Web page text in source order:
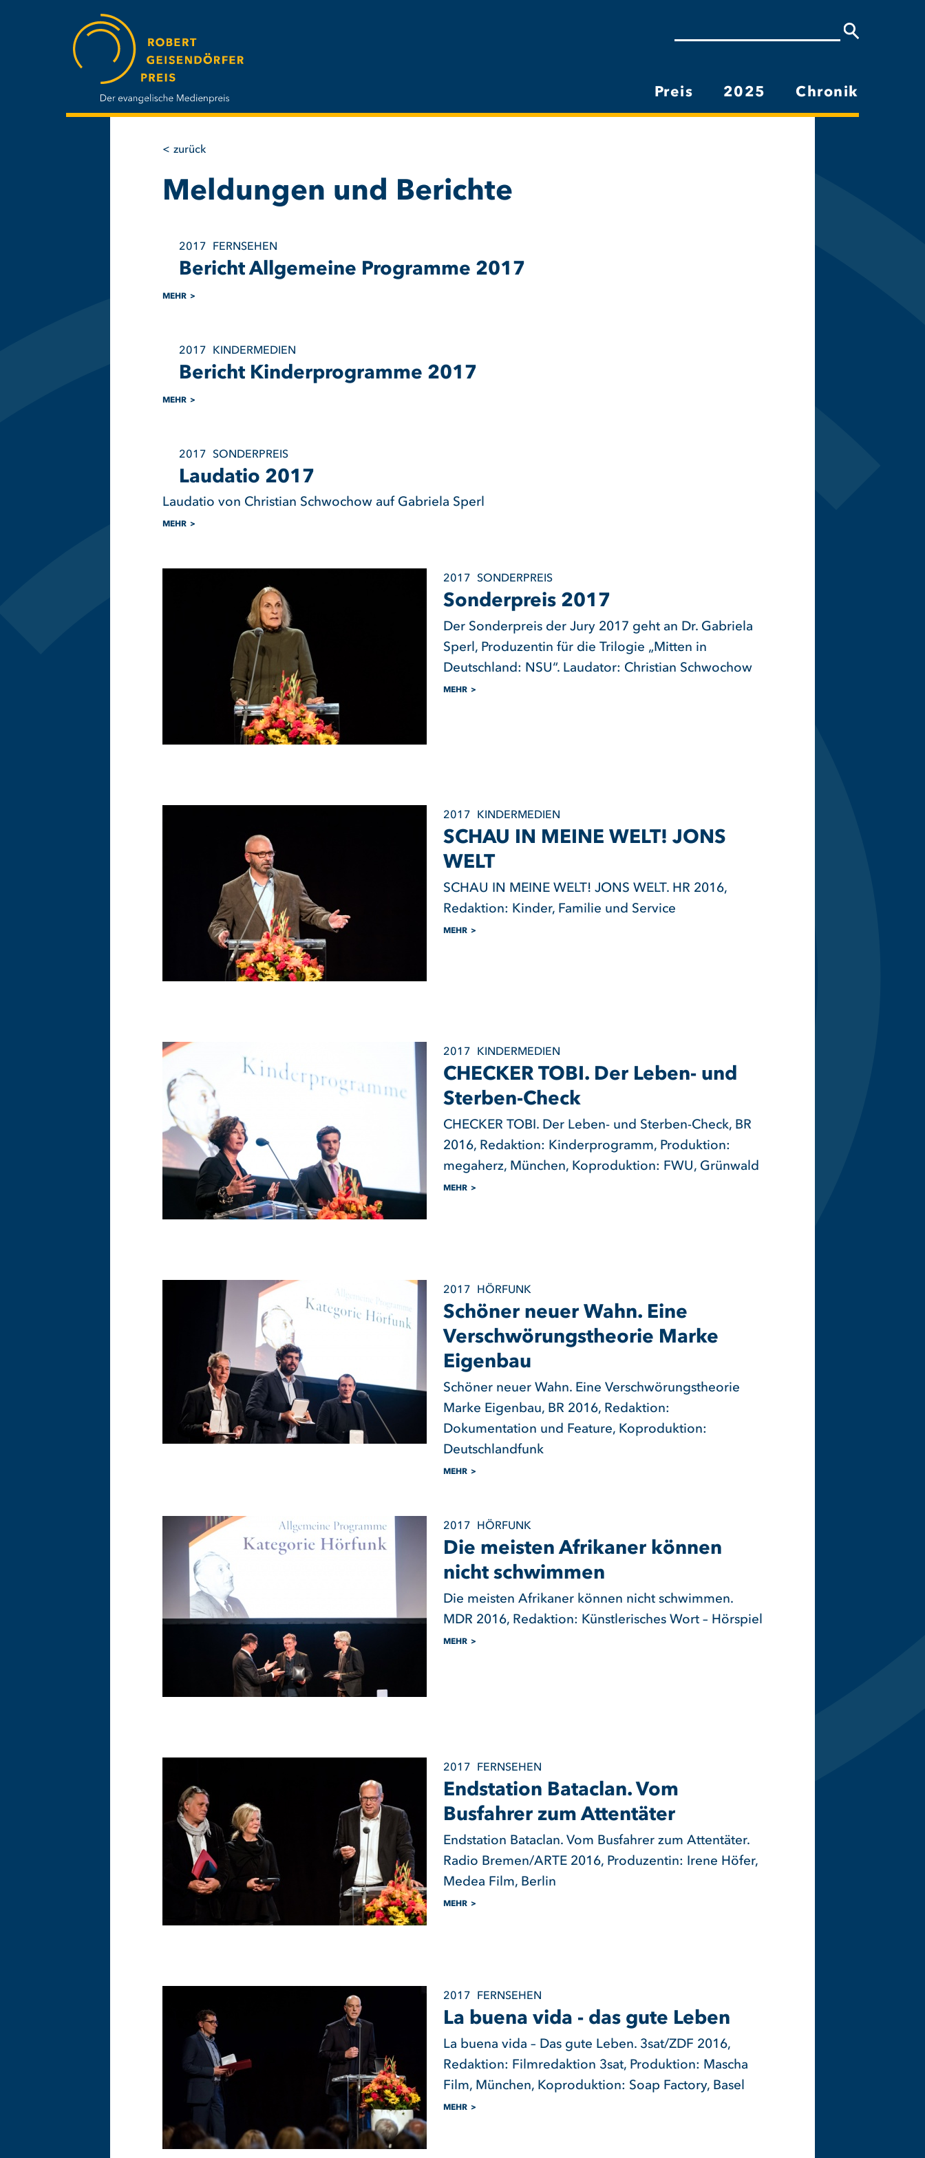
Hauptnavigation
Preis 2025 Chronik
zurück
Meldungen und Berichte
2017 FERNSEHEN
Bericht Allgemeine Programme 2017
MEHR
2017 KINDERMEDIEN
Bericht Kinderprogramme 2017
MEHR
2017 SONDERPREIS
Laudatio 2017
Laudatio von Christian Schwochow auf Gabriela Sperl
MEHR
2017 SONDERPREIS
Sonderpreis 2017
Der Sonderpreis der Jury 2017 geht an Dr. Gabriela
Sperl, Produzentin für die Trilogie „Mitten in
Deutschland: NSU“. Laudator: Christian Schwochow
MEHR
2017 KINDERMEDIEN
SCHAU IN MEINE WELT! JONS
WELT
SCHAU IN MEINE WELT! JONS WELT. HR 2016,
Redaktion: Kinder, Familie und Service
MEHR
2017 KINDERMEDIEN
CHECKER TOBI. Der Leben- und
Sterben-Check
CHECKER TOBI. Der Leben- und Sterben-Check, BR
2016, Redaktion: Kinderprogramm, Produktion:
megaherz, München, Koproduktion: FWU, Grünwald
MEHR
2017 HÖRFUNK
Schöner neuer Wahn. Eine
Verschwörungstheorie Marke
Eigenbau
Schöner neuer Wahn. Eine Verschwörungstheorie
Marke Eigenbau, BR 2016, Redaktion:
Dokumentation und Feature, Koproduktion:
Deutschlandfunk
MEHR
2017 HÖRFUNK
Die meisten Afrikaner können
nicht schwimmen
Die meisten Afrikaner können nicht schwimmen.
MDR 2016, Redaktion: Künstlerisches Wort – Hörspiel
MEHR
2017 FERNSEHEN
Endstation Bataclan. Vom
Busfahrer zum Attentäter
Endstation Bataclan. Vom Busfahrer zum Attentäter.
Radio Bremen/ARTE 2016, Produzentin: Irene Höfer,
Medea Film, Berlin
MEHR
2017 FERNSEHEN
La buena vida - das gute Leben
La buena vida – Das gute Leben. 3sat/ZDF 2016,
Redaktion: Filmredaktion 3sat, Produktion: Mascha
Film, München, Koproduktion: Soap Factory, Basel
MEHR